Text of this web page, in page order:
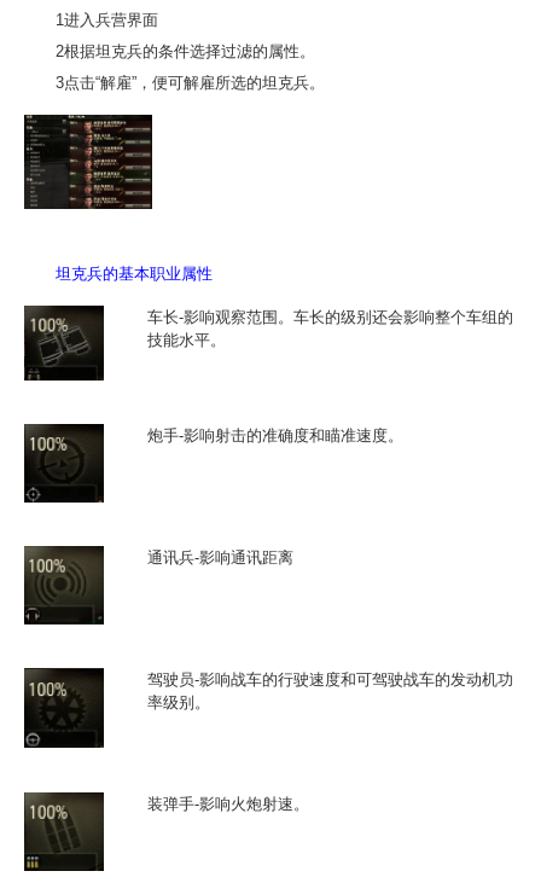
1进入兵营界面
2根据坦克兵的条件选择过滤的属性。
3点击“解雇”，便可解雇所选的坦克兵。
坦克兵的基本职业属性
车长-影响观察范围。车长的级别还会影响整个车组的
技能水平。
炮手-影响射击的准确度和瞄准速度。
通讯兵-影响通讯距离
驾驶员-影响战车的行驶速度和可驾驶战车的发动机功
率级别。
装弹手-影响火炮射速。